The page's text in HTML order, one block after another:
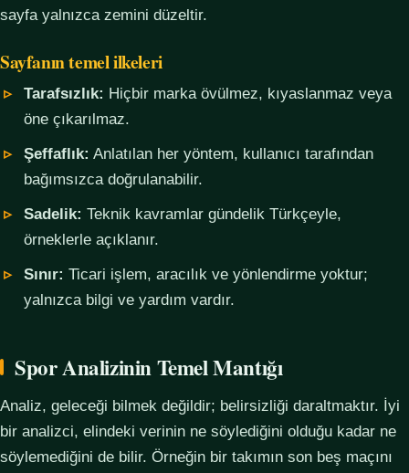
sayfa yalnızca zemini düzeltir.
Sayfanın temel ilkeleri
Tarafsızlık: Hiçbir marka övülmez, kıyaslanmaz veya
öne çıkarılmaz.
Şeffaflık: Anlatılan her yöntem, kullanıcı tarafından
bağımsızca doğrulanabilir.
Sadelik: Teknik kavramlar gündelik Türkçeyle,
örneklerle açıklanır.
Sınır: Ticari işlem, aracılık ve yönlendirme yoktur;
yalnızca bilgi ve yardım vardır.
Spor Analizinin Temel Mantığı
Analiz, geleceği bilmek değildir; belirsizliği daraltmaktır. İyi
bir analizci, elindeki verinin ne söylediğini olduğu kadar ne
söylemediğini de bilir. Örneğin bir takımın son beş maçını